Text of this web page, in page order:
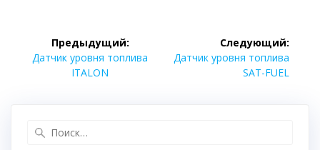
Навигация
по
Предыдущий:
Предыдущая
Датчик уровня топлива
ITALON
Следующий:
Следующая
Датчик уровня топлива
SAT-FUEL